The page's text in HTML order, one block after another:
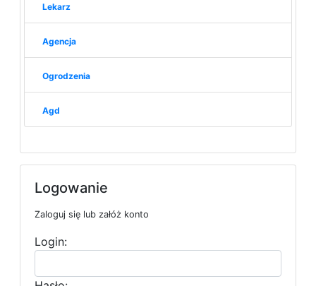
Lekarz
Agencja
Ogrodzenia
Agd
Logowanie
Zaloguj się lub załóż konto
Login: